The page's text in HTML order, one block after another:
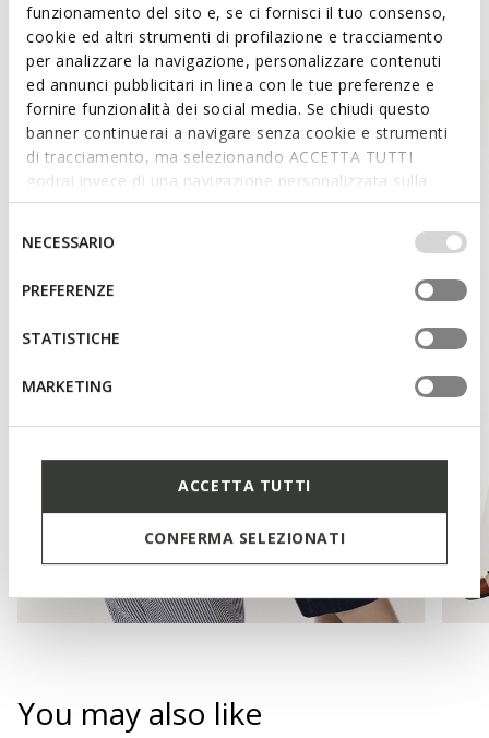
funzionamento del sito e, se ci fornisci il tuo consenso,
cookie ed altri strumenti di profilazione e tracciamento
per analizzare la navigazione, personalizzare contenuti
ed annunci pubblicitari in linea con le tue preferenze e
fornire funzionalità dei social media. Se chiudi questo
banner continuerai a navigare senza cookie e strumenti
di tracciamento, ma selezionando ACCETTA TUTTI
godrai invece di una navigazione personalizzata sulla
base dei tuoi gusti ed interessi. Selezionando
IMPOSTAZIONI potrai anche scegliere quali cookies ed
altri strumenti di tracciamento autorizzare. Per maggiori
informazioni o per modificare in qualsiasi momento le
tue impostazioni, visita la nostra
del
consenso
NECESSARIO
PREFERENZE
STATISTICHE
MARKETING
ACCETTA TUTTI
CONFERMA SELEZIONATI
Style Inspiration
You may also like